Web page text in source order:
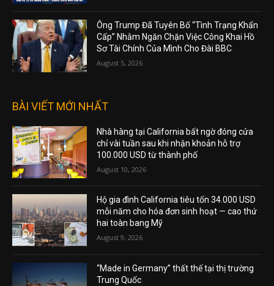
Ông Trump Đã Tuyên Bố “Tình Trạng Khẩn
Cấp” Nhằm Ngăn Chặn Việc Công Khai Hồ
Sơ Tài Chính Của Mình Cho Đài BBC
August 5, 2026
BÀI VIẾT MỚI NHẤT
Nhà hàng tại California bất ngờ đóng cửa
chỉ vài tuần sau khi nhận khoản hỗ trợ
100.000 USD từ thành phố
August 10, 2026
Hộ gia đình California tiêu tốn 34.000 USD
mỗi năm cho hóa đơn sinh hoạt — cao thứ
hai toàn bang Mỹ
August 9, 2026
“Made in Germany” thất thế tại thị trường
Trung Quốc